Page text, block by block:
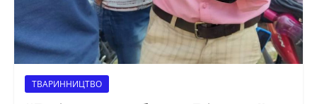
ТВАРИННИЦТВО